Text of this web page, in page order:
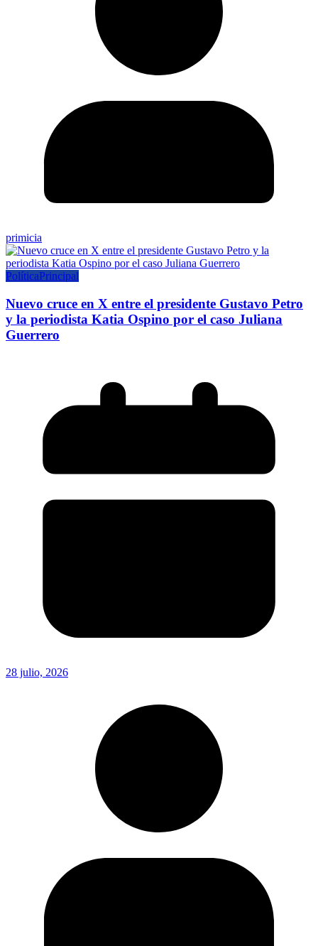
primicia
PolíticaPrincipal
Nuevo cruce en X entre el presidente Gustavo Petro
y la periodista Katia Ospino por el caso Juliana
Guerrero
28 julio, 2026